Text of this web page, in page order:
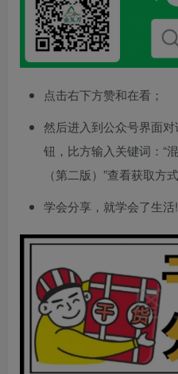
点击右下方赞和在看；
然后进入到公众号界面
钮，比方输入关键词：“
（第二版）”查看获取方
学会分享，就学会了生活!